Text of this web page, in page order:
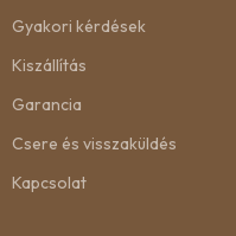
Gyakori kérdések
Kiszállítás
Garancia
Csere és visszaküldés
Kapcsolat